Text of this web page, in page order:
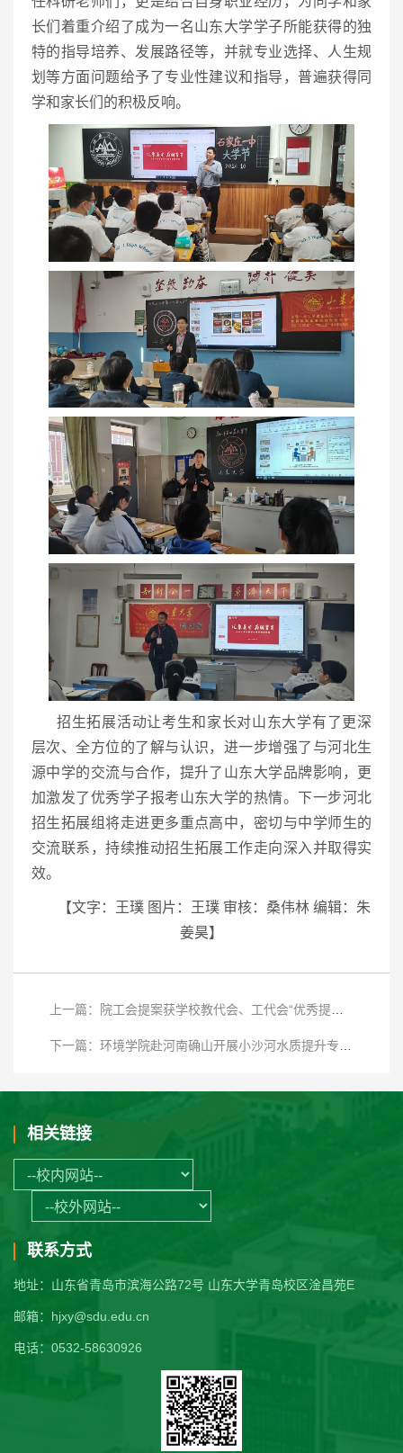
长们着重介绍了成为一名山东大学学子所能获得的独
特的指导培养、发展路径等，并就专业选择、人生规
划等方面问题给予了专业性建议和指导，普遍获得同
学和家长们的积极反响。
招生拓展活动让考生和家长对山东大学有了更深
层次、全方位的了解与认识，进一步增强了与河北生
源中学的交流与合作，提升了山东大学品牌影响，更
加激发了优秀学子报考山东大学的热情。下一步河北
招生拓展组将走进更多重点高中，密切与中学师生的
交流联系，持续推动招生拓展工作走向深入并取得实
效。
【文字：王璞 图片：王璞 审核：桑伟林 编辑：朱
姜昊】
相关链接
联系方式
地址：山东省青岛市滨海公路72号 山东大学青岛校区淦昌苑E
邮箱：hjxy@sdu.edu.cn
电话：0532-58630926